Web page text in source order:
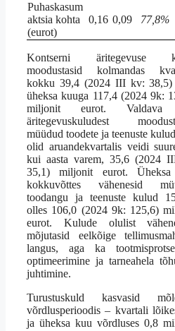
Puhaskasum
aktsia kohta
(eurot)
0,16 0,09
77,8%
Kontserni äritegevuse
moodustasid kolmandas
kokku 39,4 (2024 III kv: 38,5)
üheksa kuuga 117,4 (2024 9k:
miljonit eurot. Valdava
äritegevuskuludest
müüdud toodete ja teenuste
olid aruandekvartalis veidi
kui aasta varem, 35,6 (2024
35,1) miljonit eurot.
kokkuvõttes vähenesid
toodangu ja teenuste kulud
olles 106,0 (2024 9k: 125,6)
eurot. Kulude olulist
mõjutasid eelkõige
langus, aga ka
optimeerimine ja tarneahela
juhtimine.
Turustuskuld kasvasid
võrdlusperioodis – kvartali
ja üheksa kuu võrdluses 0,8